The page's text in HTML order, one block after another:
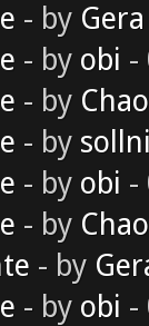
- by Gera
- by obi -
- by
- by
- by obi -
- by
- by
- by obi -